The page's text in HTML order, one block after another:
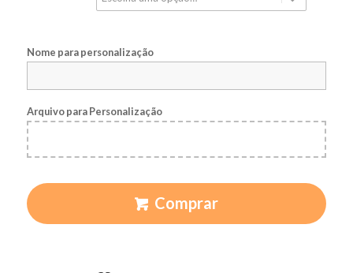
Nome para personalização
Arquivo para Personalização
Comprar